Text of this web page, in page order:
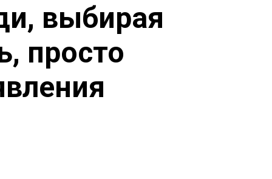
выбирая
просто